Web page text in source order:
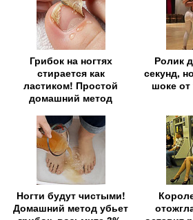
Грибок на ногтях
стирается как
ластиком! Простой
домашний метод
Ролик
секунд,
шоке от
Ногти будут чистыми!
Домашний метод убьет